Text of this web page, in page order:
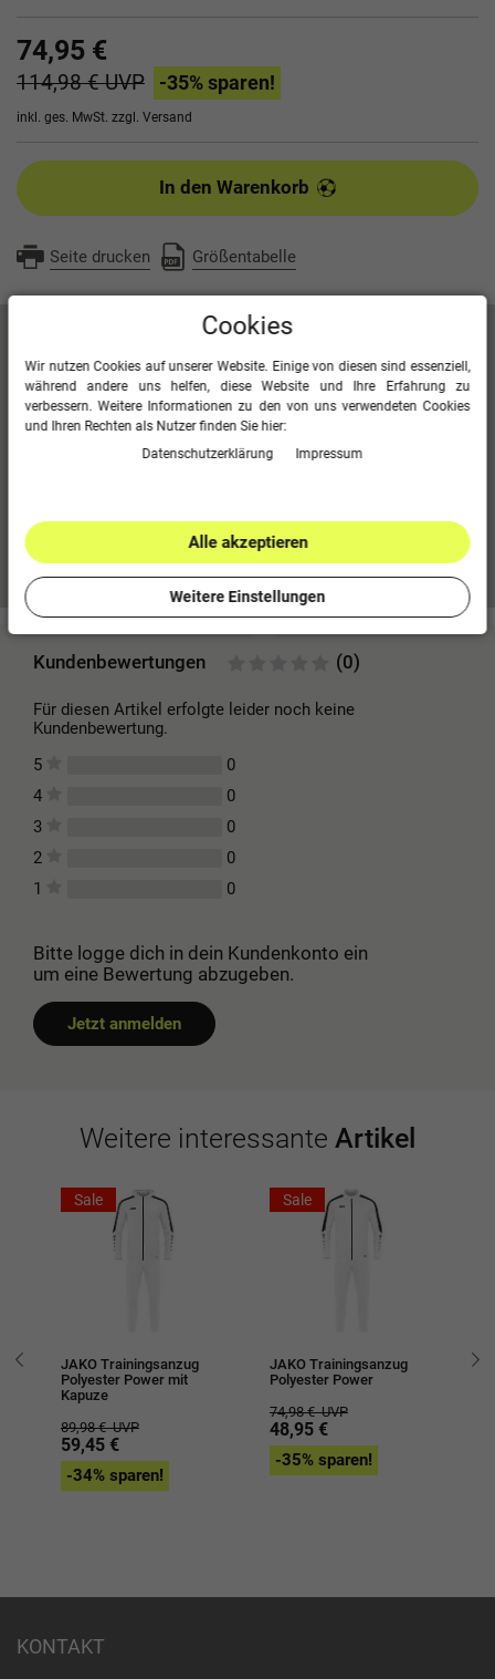
74,95 €
114,98 €UVP -35% sparen!
inkl. ges. MwSt. zzgl. Versand
In den Warenkorb
Seite drucken Größentabelle
Artikelbeschreibung
Kontrasteinsatz in Wabenstruktur
Seitentaschen mit Reißverschluss
Bonded-Polyester-Fleece
Mehr Informationen zum EU Verantwortlichen »
Kundenbewertungen (0)
Für diesen Artikel erfolgte leider noch keine
Kundenbewertung.
5
0
4
0
3
0
2
0
1
0
Bitte logge dich in dein Kundenkonto ein
um eine Bewertung abzugeben.
Jetzt anmelden
Weitere interessante Artikel
Sale
JAKO Trainingsanzug
Polyester Power mit
Kapuze
89,98 €UVP
59,45 €
-34% sparen!
Sale
JAKO Trainingsanzug
Polyester Power
74,98 €UVP
48,95 €
-35% sparen!
KONTAKT
Cookies
Wir nutzen Cookies auf unserer Website. Einige von diesen sind essenziell,
während andere uns helfen, diese Website und Ihre Erfahrung zu
verbessern. Weitere Informationen zu den von uns verwendeten Cookies
und Ihren Rechten als Nutzer finden Sie hier:
Daten­schutz­erklärung
Impressum
Alle akzeptieren
Weitere Einstellungen